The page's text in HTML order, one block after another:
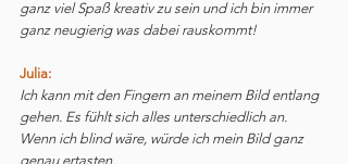
ganz viel Spaß kreativ zu sein und ich bin immer
ganz neugierig was dabei rauskommt!
Julia:
Ich kann mit den Fingern an meinem Bild entlang
gehen. Es fühlt sich alles unterschiedlich an.
Wenn ich blind wäre, würde ich mein Bild ganz
genau ertasten.